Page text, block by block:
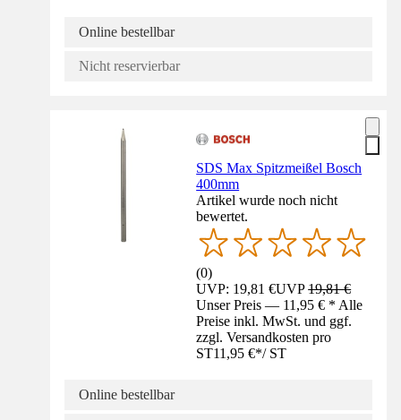
Online bestellbar
Nicht reservierbar
SDS Max Spitzmeißel Bosch
400mm
Artikel wurde noch nicht
bewertet.
(0)
UVP: 19,81 €UVP19,81 €
Unser Preis — 11,95 € * Alle
Preise inkl. MwSt. und ggf.
zzgl. Versandkosten pro
ST11,95 €*/ ST
Online bestellbar